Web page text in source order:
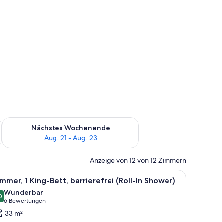
Aug. 14 - Aug. 16.
Nächstes Wochenende
Aug. 21 - Aug. 23
Überprüfe die Verfügbarkeit für nächstes Wochenende, Aug.
Anzeige von 12 von 12 Zimmern
Zimmersafe Ein Hotelzimmer mit einem großen Bett,
6 1 King-Bett, barrierefrei (Roll-In Shower)
von 10
Wunderbar
6 Bewertungen
(6
Bewertungen)
33 m²